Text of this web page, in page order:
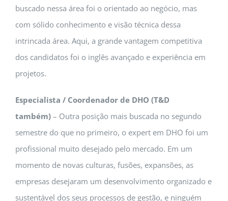
buscado nessa área foi o orientado ao negócio, mas
com sólido conhecimento e visão técnica dessa
intrincada área. Aqui, a grande vantagem competitiva
dos candidatos foi o inglês avançado e experiência em
projetos.
Especialista / Coordenador de DHO (T&D
também) – Outra posição mais buscada no segundo
semestre do que no primeiro, o expert em DHO foi um
profissional muito desejado pelo mercado. Em um
momento de novas culturas, fusões, expansões, as
empresas desejaram um desenvolvimento organizado e
sustentável dos seus processos de gestão, e ninguém